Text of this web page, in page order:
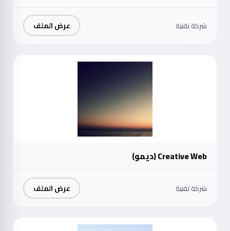
شركة تقنية عرض الملف
Creative Web (ديمو)
شركة تقنية عرض الملف